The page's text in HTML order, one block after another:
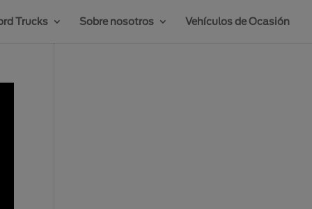
Trucks Sobre nosotros Vehículos de Ocasión